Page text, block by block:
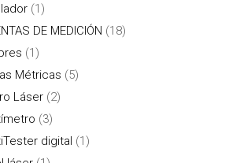
(1)
DE MEDICIÓN (18)
(1)
Métricas (5)
Láser (2)
(3)
digital (1)